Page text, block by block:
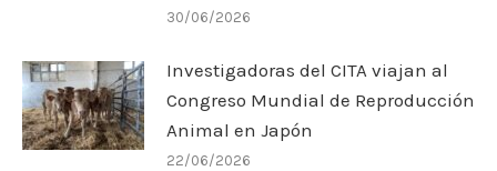
30/06/2026
Investigadoras del CITA viajan al
Congreso Mundial de Reproducción
Animal en Japón
22/06/2026